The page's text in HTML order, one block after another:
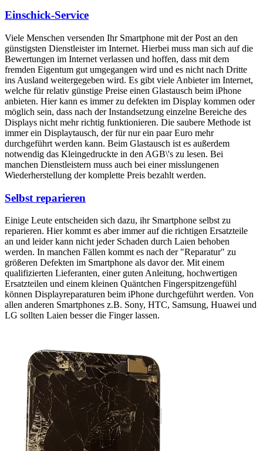
Einschick-Service
Viele Menschen versenden Ihr Smartphone mit der Post an den
günstigsten Dienstleister im Internet. Hierbei muss man sich auf die
Bewertungen im Internet verlassen und hoffen, dass mit dem
fremden Eigentum gut umgegangen wird und es nicht nach Dritte
ins Ausland weitergegeben wird. Es gibt viele Anbieter im Internet,
welche für relativ günstige Preise einen Glastausch beim iPhone
anbieten. Hier kann es immer zu defekten im Display kommen oder
möglich sein, dass nach der Instandsetzung einzelne Bereiche des
Displays nicht mehr richtig funktionieren. Die saubere Methode ist
immer ein Displaytausch, der für nur ein paar Euro mehr
durchgeführt werden kann. Beim Glastausch ist es außerdem
notwendig das Kleingedruckte in den AGB\'s zu lesen. Bei
manchen Dienstleistern muss auch bei einer misslungenen
Wiederherstellung der komplette Preis bezahlt werden.
Selbst reparieren
Einige Leute entscheiden sich dazu, ihr Smartphone selbst zu
reparieren. Hier kommt es aber immer auf die richtigen Ersatzteile
an und leider kann nicht jeder Schaden durch Laien behoben
werden. In manchen Fällen kommt es nach der "Reparatur" zu
größeren Defekten im Smartphone als davor der. Mit einem
qualifizierten Lieferanten, einer guten Anleitung, hochwertigen
Ersatzteilen und einem kleinen Quäntchen Fingerspitzengefühl
können Displayreparaturen beim iPhone durchgeführt werden. Von
allen anderen Smartphones z.B. Sony, HTC, Samsung, Huawei und
LG sollten Laien besser die Finger lassen.